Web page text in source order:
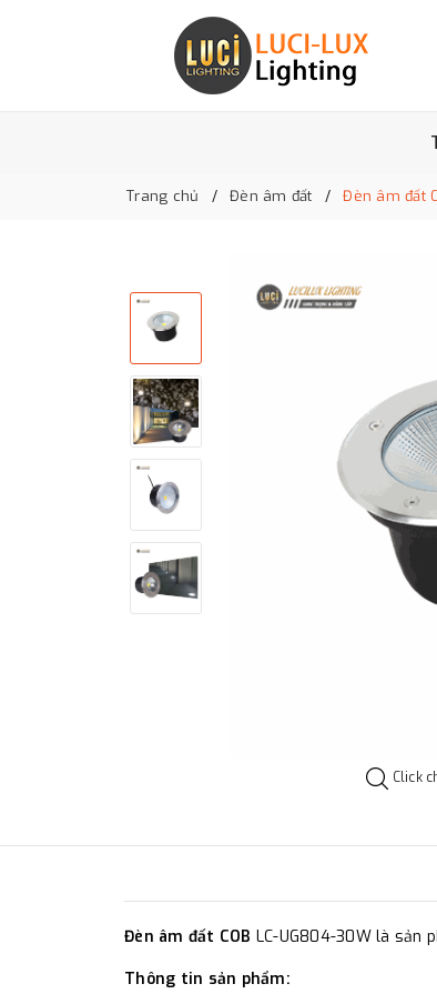
Trang chủ Đèn âm đất Đèn âm đất
Click
Đèn âm đất COB LC-UG804-30W là sản
Thông tin sản phẩm: